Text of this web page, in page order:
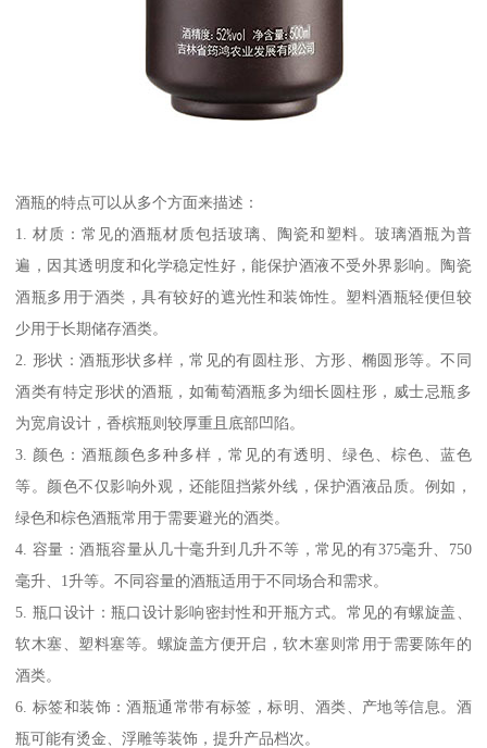
酒瓶的特点可以从多个方面来描述：
1. 材质：常见的酒瓶材质包括玻璃、陶瓷和塑料。玻璃酒瓶为普
遍，因其透明度和化学稳定性好，能保护酒液不受外界影响。陶瓷
酒瓶多用于酒类，具有较好的遮光性和装饰性。塑料酒瓶轻便但较
少用于长期储存酒类。
2. 形状：酒瓶形状多样，常见的有圆柱形、方形、椭圆形等。不同
酒类有特定形状的酒瓶，如葡萄酒瓶多为细长圆柱形，威士忌瓶多
为宽肩设计，香槟瓶则较厚重且底部凹陷。
3. 颜色：酒瓶颜色多种多样，常见的有透明、绿色、棕色、蓝色
等。颜色不仅影响外观，还能阻挡紫外线，保护酒液品质。例如，
绿色和棕色酒瓶常用于需要避光的酒类。
4. 容量：酒瓶容量从几十毫升到几升不等，常见的有375毫升、750
毫升、1升等。不同容量的酒瓶适用于不同场合和需求。
5. 瓶口设计：瓶口设计影响密封性和开瓶方式。常见的有螺旋盖、
软木塞、塑料塞等。螺旋盖方便开启，软木塞则常用于需要陈年的
酒类。
6. 标签和装饰：酒瓶通常带有标签，标明、酒类、产地等信息。酒
瓶可能有烫金、浮雕等装饰，提升产品档次。